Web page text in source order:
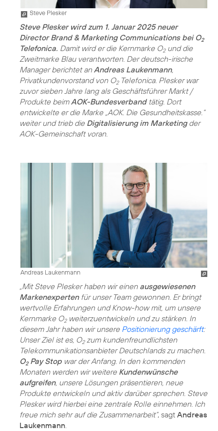
Steve Plesker
Steve Plesker wird zum 1. Januar 2025 neuer
Director Brand & Marketing Communications bei O2
Telefonica. Damit wird er die Kernmarke O2und die
Zweitmarke Blau verantworten. Der deutsch-irische
Manager berichtet anAndreas Laukenmann,
Privatkundenvorstand von O2Telefonica. Plesker war
zuvor sieben Jahre lang als Geschäftsführer Markt /
Produkte beimAOK-Bundesverbandtätig. Dort
entwickelte er die Marke „AOK. Die Gesundheitskasse.“
weiter und trieb die Digitalisierung im Marketingder
AOK-Gemeinschaft voran.
Andreas Laukenmann
„Mit Steve Plesker haben wir einen ausgewiesenen
Markenexpertenfür unser Team gewonnen. Er bringt
wertvolle Erfahrungen und Know-how mit, um unsere
Kernmarke O2weiterzuentwickeln und zu stärken. In
diesem Jahr haben wir unsere Positionierung geschärft:
Unser Ziel ist es, O2zum kundenfreundlichsten
Telekommunikationsanbieter Deutschlands zu machen.
O2Pay Stop war der Anfang. In den kommenden
Monaten werden wir weitere Kundenwünsche
aufgreifen, unsere Lösungen präsentieren, neue
Produkte entwickeln und aktiv darüber sprechen. Steve
Plesker wird hierbei eine zentrale Rolle einnehmen. Ich
freue mich sehr auf die Zusammenarbeit“, sagt Andreas
Laukenmann.